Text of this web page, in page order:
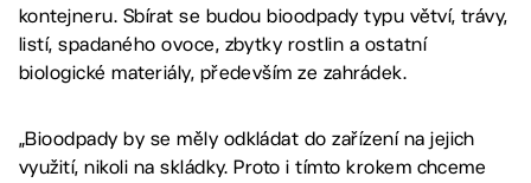
kontejneru. Sbírat se budou bioodpady typu větví, trávy,
listí, spadaného ovoce, zbytky rostlin a ostatní
biologické materiály, především ze zahrádek.
„Bioodpady by se měly odkládat do zařízení na jejich
využití, nikoli na skládky. Proto i tímto krokem chceme